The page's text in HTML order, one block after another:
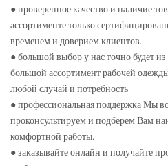
● проверенное качество и наличие
ассортименте только
временем и доверием клиентов.
● большой выбор у нас точно будет
большой ассортимент рабочей
любой случай и потребность.
● профессиональная поддержка Мы
проконсультируем и подберем Вам
комфортной работы.
● заказывайте онлайн и получайте